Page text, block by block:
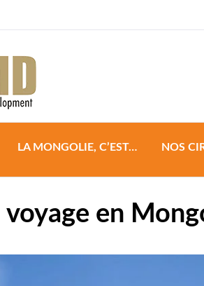
LA MONGOLIE, C’EST… NOS
Circuit
voyage en